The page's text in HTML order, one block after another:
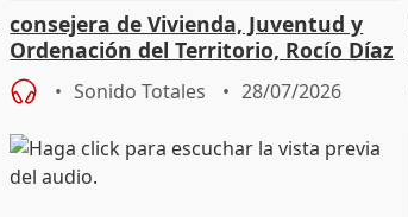
consejera de Vivienda, Juventud y
Ordenación del Territorio, Rocío Díaz
Sonido Totales 28/07/2026